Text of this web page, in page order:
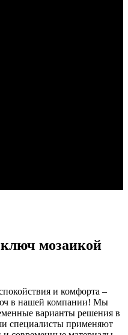
мозаикой
и комфорта –
в нашей компании! Мы
варианты решения в
специалисты применяют